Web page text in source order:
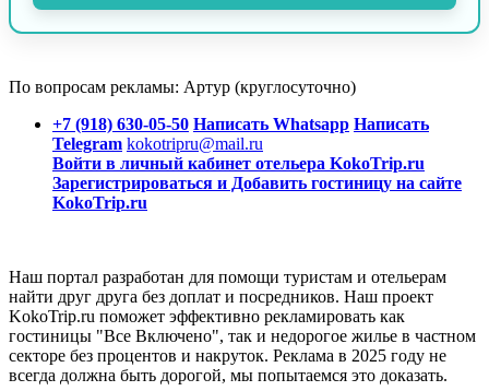
По вопросам рекламы: Артур (круглосуточно)
+7 (918) 630-05-50 Написать Whatsapp Написать
Telegram kokotripru@mail.ru
Войти в личный кабинет отельера KokoTrip.ru
Зарегистрироваться и Добавить гостиницу на сайте
KokoTrip.ru
Наш портал разработан для помощи туристам и отельерам
найти друг друга без доплат и посредников. Наш проект
KokoTrip.ru поможет эффективно рекламировать как
гостиницы "Все Включено", так и недорогое жилье в частном
секторе без процентов и накруток. Реклама в 2025 году не
всегда должна быть дорогой, мы попытаемся это доказать.